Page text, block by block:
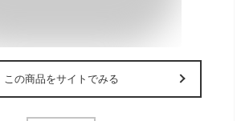
この商品をサイトでみる